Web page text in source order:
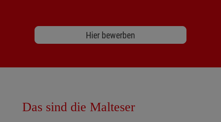
Hier bewerben
Das sind die Malteser